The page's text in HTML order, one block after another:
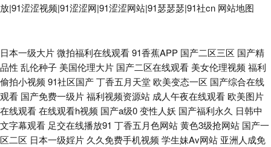
放|91涩涩视频|91涩涩网|91涩涩网站|91瑟瑟瑟|91社cn 网站地图
男女性做爱网站 日韩草逼网 高清无码免费干 91成人视频 日韩欧美有码无码
中文 日韩国产精品久久 久久国产一区精选 香蕉国产 91黄色传媒 操熟女视频
九色五月天婷婷 三级片亚洲无码影院 91国产网站 TS赵恩静射精 国产自91
日韩欧美v 91干逼电影 成人在线免费 久久精品高清免费视频 色网址大全亚
日本一级大片微拍福利在线观看91香蕉APP 国产二区三区 国产精
品性 乱伦种子 美国伦理大片 国产二区在线观看 美女伦理视频 福利
偷拍小视频 91社区国产丁香五月天堂 欧美变态一区 国产综合在线
观看 国产免费一级片福利视频资源站 成人午夜在线观看 欧美图片
在线观看在线观看h视频 国产a级0变性人妖 国产福利永久 日韩中
文字幕观看 足交在线播放91 丁香五月色网站黄色3级抢网站 国产一
区二区 日本一级婬片 久久免费手机视频 学生妹Av网站 亚洲人成免